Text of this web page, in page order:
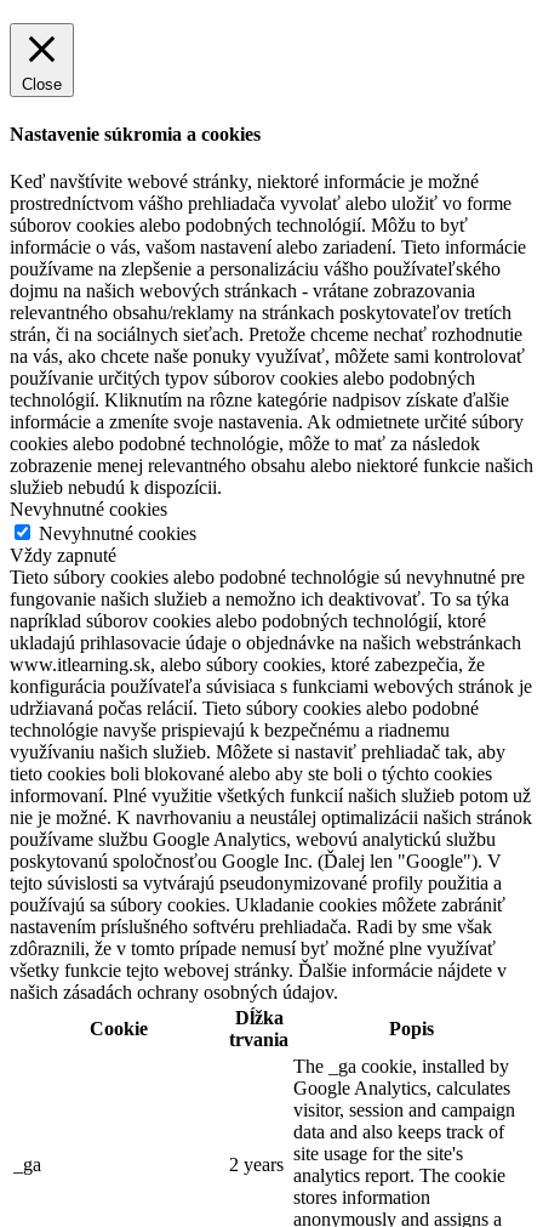
Close
Nastavenie súkromia a cookies
Keď navštívite webové stránky, niektoré informácie je možné
prostredníctvom vášho prehliadača vyvolať alebo uložiť vo forme
súborov cookies alebo podobných technológií. Môžu to byť
informácie o vás, vašom nastavení alebo zariadení. Tieto informácie
používame na zlepšenie a personalizáciu vášho používateľského
dojmu na našich webových stránkach - vrátane zobrazovania
relevantného obsahu/reklamy na stránkach poskytovateľov tretích
strán, či na sociálnych sieťach. Pretože chceme nechať rozhodnutie
na vás, ako chcete naše ponuky využívať, môžete sami kontrolovať
používanie určitých typov súborov cookies alebo podobných
technológií. Kliknutím na rôzne kategórie nadpisov získate ďalšie
informácie a zmeníte svoje nastavenia. Ak odmietnete určité súbory
cookies alebo podobné technológie, môže to mať za následok
zobrazenie menej relevantného obsahu alebo niektoré funkcie našich
služieb nebudú k dispozícii.
Nevyhnutné cookies
Nevyhnutné cookies
Vždy zapnuté
Tieto súbory cookies alebo podobné technológie sú nevyhnutné pre
fungovanie našich služieb a nemožno ich deaktivovať. To sa týka
napríklad súborov cookies alebo podobných technológií, ktoré
ukladajú prihlasovacie údaje o objednávke na našich webstránkach
www.itlearning.sk, alebo súbory cookies, ktoré zabezpečia, že
konfigurácia používateľa súvisiaca s funkciami webových stránok je
udržiavaná počas relácií. Tieto súbory cookies alebo podobné
technológie navyše prispievajú k bezpečnému a riadnemu
využívaniu našich služieb. Môžete si nastaviť prehliadač tak, aby
tieto cookies boli blokované alebo aby ste boli o týchto cookies
informovaní. Plné využitie všetkých funkcií našich služieb potom už
nie je možné. K navrhovaniu a neustálej optimalizácii našich stránok
používame službu Google Analytics, webovú analytickú službu
poskytovanú spoločnosťou Google Inc. (Ďalej len "Google"). V
tejto súvislosti sa vytvárajú pseudonymizované profily použitia a
používajú sa súbory cookies. Ukladanie cookies môžete zabrániť
nastavením príslušného softvéru prehliadača. Radi by sme však
zdôraznili, že v tomto prípade nemusí byť možné plne využívať
všetky funkcie tejto webovej stránky. Ďalšie informácie nájdete v
našich zásadách ochrany osobných údajov.
Cookie
Dĺžka
trvania
Popis
_ga 2 years
The _ga cookie, installed by
Google Analytics, calculates
visitor, session and campaign
data and also keeps track of
site usage for the site's
analytics report. The cookie
stores information
anonymously and assigns a